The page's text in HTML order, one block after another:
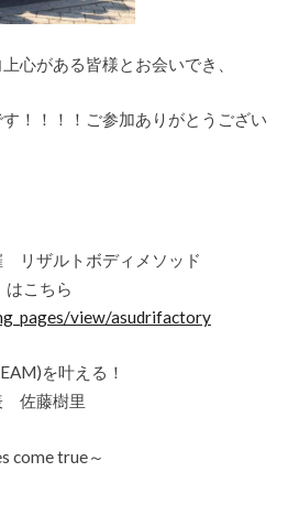
心がある皆様とお会いでき、
！！！！ご参加ありがとうござい
リザルトボディメソッド
はこちら
view/asudrifactory
を叶える！
佐藤樹里
come true～